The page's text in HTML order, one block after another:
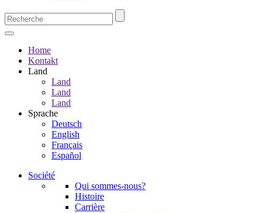
Home
Kontakt
Land
Land
Land
Land
Sprache
Deutsch
English
Français
Español
Société
Qui sommes-nous?
Histoire
Carrière